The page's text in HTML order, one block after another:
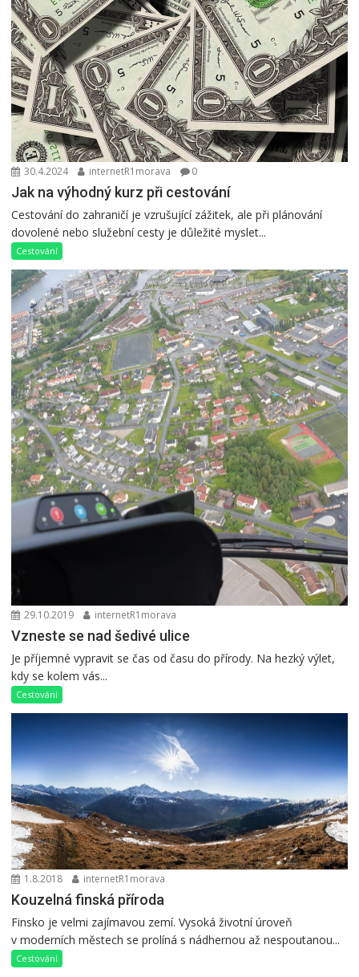
30.4.2024 internetR1morava 0
Jak na výhodný kurz při cestování
Cestování do zahraničí je vzrušující zážitek, ale při plánování
dovolené nebo služební cesty je důležité myslet...
Cestování
29.10.2019 internetR1morava
Vzneste se nad šedivé ulice
Je příjemné vypravit se čas od času do přírody. Na hezký výlet,
kdy se kolem vás...
Cestování
1.8.2018 internetR1morava
Kouzelná finská příroda
Finsko je velmi zajímavou zemí. Vysoká životní úroveň
v moderních městech se prolíná s nádhernou až nespoutanou...
Cestování